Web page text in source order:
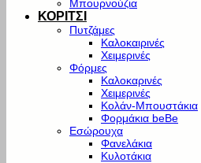
Μπουρνούζια
ΚΟΡΙΤΣΙ
Πυτζάμες
Καλοκαιρινές
Χειμερινές
Φόρμες
Καλοκαρινές
Χειμερινές
Κολάν-Μπουστάκια
Φορμάκια beBe
Εσώρουχα
Φανελάκια
Κυλοτάκια